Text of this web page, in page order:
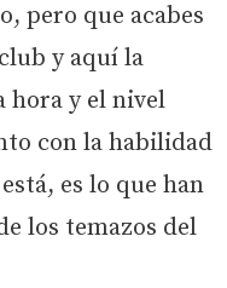
pero que acabes
y aquí la
hora y el nivel
con la habilidad
es lo que han
los temazos del